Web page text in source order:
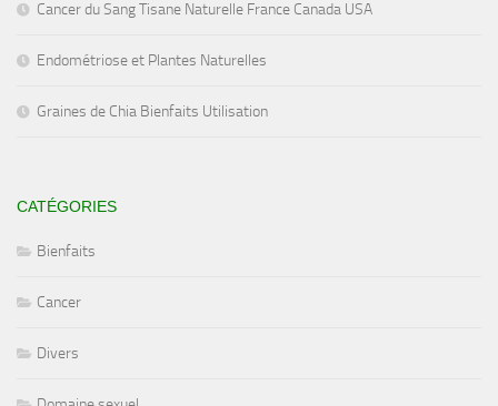
Cancer du Sang Tisane Naturelle France Canada USA
Endométriose et Plantes Naturelles
Graines de Chia Bienfaits Utilisation
CATÉGORIES
Bienfaits
Cancer
Divers